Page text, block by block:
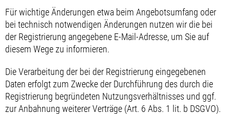
Für wichtige Änderungen etwa beim Angebotsumfang oder
bei technisch notwendigen Änderungen nutzen wir die bei
der Registrierung angegebene E-Mail-Adresse, um Sie auf
diesem Wege zu informieren.
Die Verarbeitung der bei der Registrierung eingegebenen
Daten erfolgt zum Zwecke der Durchführung des durch die
Registrierung begründeten Nutzungsverhältnisses und ggf.
zur Anbahnung weiterer Verträge (Art. 6 Abs. 1 lit. b DSGVO).